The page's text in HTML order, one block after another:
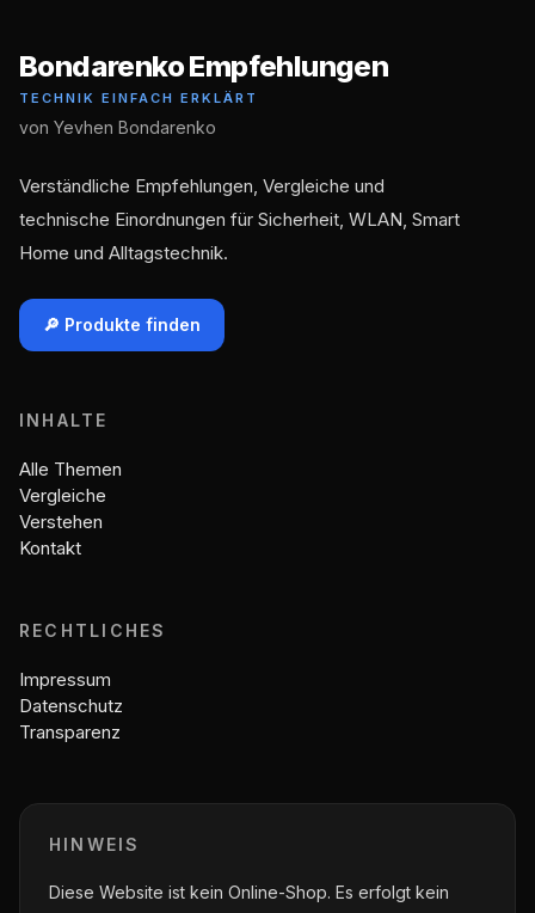
Bondarenko Empfehlungen
TECHNIK EINFACH ERKLÄRT
von Yevhen Bondarenko
Verständliche Empfehlungen, Vergleiche und
technische Einordnungen für Sicherheit, WLAN, Smart
Home und Alltagstechnik.
🔎 Produkte finden
INHALTE
Alle Themen
Vergleiche
Verstehen
Kontakt
RECHTLICHES
Impressum
Datenschutz
Transparenz
HINWEIS
Diese Website ist kein Online-Shop. Es erfolgt kein